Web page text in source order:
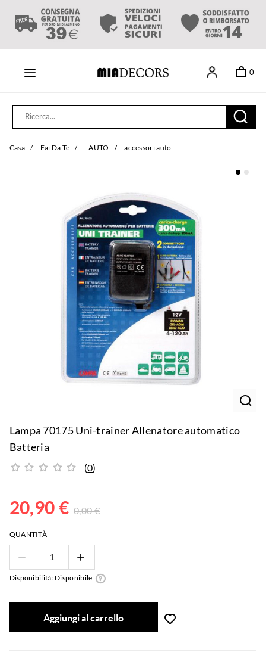
0
Casa / Fai Da Te / - AUTO / accessori auto
Lampa 70175 Uni-trainer Allenatore automatico
Batteria
(0)
20,90€ 0,00€
QUANTITÀ
Disponibilità: Disponibile
Aggiungi al carrello